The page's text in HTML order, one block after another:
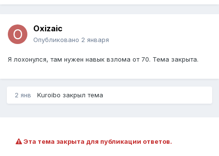
Oxizaic
Опубликовано 2 января
Я лохонулся, там нужен навык взлома от 70. Тема закрыта.
2 янв Kuroibo закрыл тема
Эта тема закрыта для публикации ответов.